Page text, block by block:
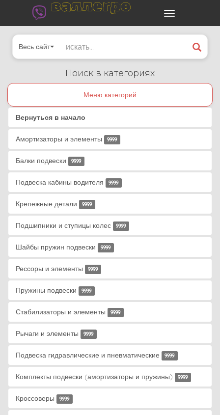
валлегро
Весь сайт
Поиск в категориях
Меню категорий
Вернуться в начало
Амортизаторы и элементы 9999
Балки подвески 9999
Подвеска кабины водителя 9999
Крепежные детали 9999
Подшипники и ступицы колес 9999
Шайбы пружин подвески 9999
Рессоры и элементы 9999
Пружины подвески 9999
Стабилизаторы и элементы 9999
Рычаги и элементы 9999
Подвеска гидравлические и пневматические 9999
Комплекты подвески (амортизаторы и пружины) 9999
Кроссоверы 9999